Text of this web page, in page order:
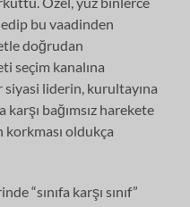
bu vaadinden
doğrudan
seçim kanalına
siyasi liderin, kurultayına
karşı bağımsız harekete
korkması oldukça
“sınıfa karşı sınıf”